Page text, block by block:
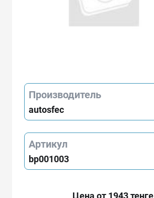
Производитель
autosfec
Артикул
bp001003
Цена от 1943 тенге